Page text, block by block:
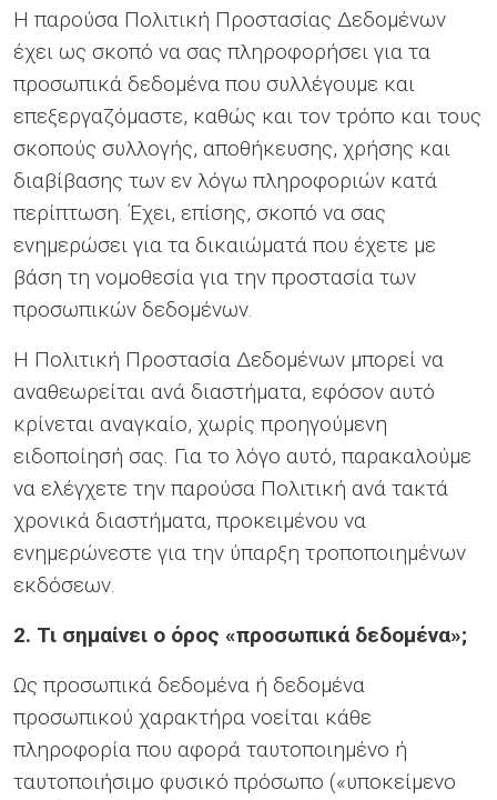
Η παρούσα Πολιτική Προστασίας Δεδομένων
έχει ως σκοπό να σας πληροφορήσει για τα
προσωπικά δεδομένα που συλλέγουμε και
επεξεργαζόμαστε, καθώς και τον τρόπο και τους
σκοπούς συλλογής, αποθήκευσης, χρήσης και
διαβίβασης των εν λόγω πληροφοριών κατά
περίπτωση. Έχει, επίσης, σκοπό να σας
ενημερώσει για τα δικαιώματά που έχετε με
βάση τη νομοθεσία για την προστασία των
προσωπικών δεδομένων.
Η Πολιτική Προστασία Δεδομένων μπορεί να
αναθεωρείται ανά διαστήματα, εφόσον αυτό
κρίνεται αναγκαίο, χωρίς προηγούμενη
ειδοποίησή σας. Για το λόγο αυτό, παρακαλούμε
να ελέγχετε την παρούσα Πολιτική ανά τακτά
χρονικά διαστήματα, προκειμένου να
ενημερώνεστε για την ύπαρξη τροποποιημένων
εκδόσεων.
2. Τι σημαίνει ο όρος «προσωπικά δεδομένα»;
Ως προσωπικά δεδομένα ή δεδομένα
προσωπικού χαρακτήρα νοείται κάθε
πληροφορία που αφορά ταυτοποιημένο ή
ταυτοποιήσιμο φυσικό πρόσωπο («υποκείμενο